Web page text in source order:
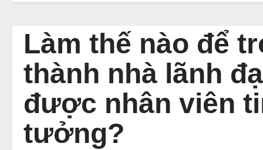
Làm thế nào để
thành nhà lãnh
được nhân viên
tưởng?